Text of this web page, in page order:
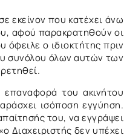
εκείνον που κατέχει άνω
αφού παρακρατηθούν οι
ο ιδιοκτήτης πριν
συνόλου όλων αυτών των
του ακινήτου
ισόποση εγγύηση.
του, να εγγράψει
Διαχειριστής δεν υπέχει